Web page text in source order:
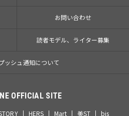
お問い合わせ
読者モデル、ライター募集
ッシュ通知について
OFFICIAL SITE
HERS Mart 美ST bis